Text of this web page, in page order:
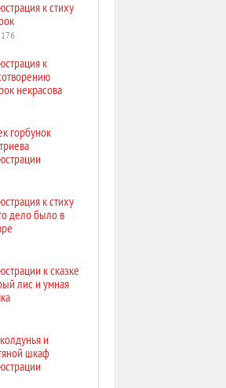
к стиху
к
некрасова
горбунок
к стиху
дело было в
к сказке
лис и умная
и
шкаф